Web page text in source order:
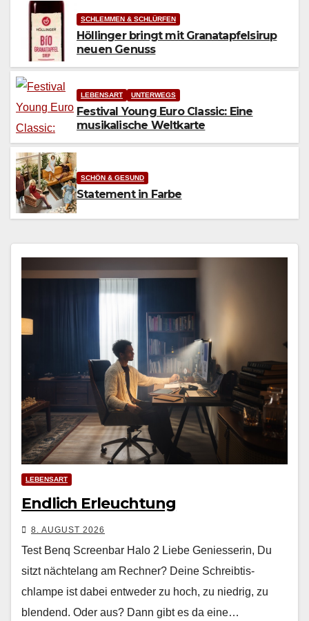
SCHLEMMEN & SCHLÜRFEN
Höllinger bringt mit Granatapfelsirup
neuen Genuss
LEBENSART UNTERWEGS
Festival Young Euro Classic: Eine
musikalische Weltkarte
SCHÖN & GESUND
Statement in Farbe
LEBENSART
Endlich Erleuchtung
8. AUGUST 2026
Test Benq Screenbar Halo 2 Liebe Geniesserin, Du
sitzt nächte­lang am Rech­n­er? Deine Schreibtis­
chlampe ist dabei entwed­er zu hoch, zu niedrig, zu
blendend. Oder aus? Dann gibt es da eine…